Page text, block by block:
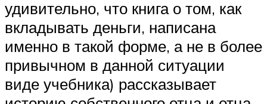
удивительно, что книга о том, как
вкладывать деньги, написана
именно в такой форме, а не в более
привычном в данной ситуации
виде учебника) рассказывает